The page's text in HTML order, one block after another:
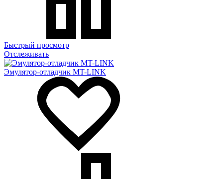
Быстрый просмотр
Отслеживать
Эмулятор-отладчик MT-LINK